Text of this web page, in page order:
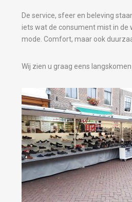
De service, sfeer en beleving
iets wat de consument mist in de
mode. Comfort, maar ook
Wij zien u graag eens